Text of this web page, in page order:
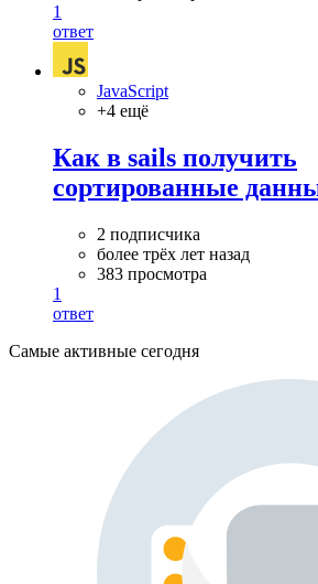
1
ответ
JavaScript
+4 ещё
Как в sails получить
сортированные
2 подписчика
более трёх лет назад
383 просмотра
1
ответ
Самые активные сегодня